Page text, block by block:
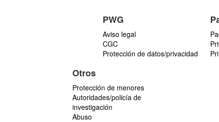
PWG
Aviso legal
CGC
Protección de datos/privacidad
Otros
Protección de menores
Autoridades/policía de
investigación
Abuso